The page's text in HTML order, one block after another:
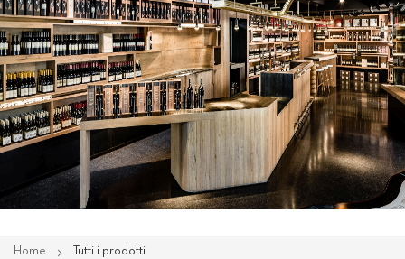
al
contenuto
Home Tutti i prodotti